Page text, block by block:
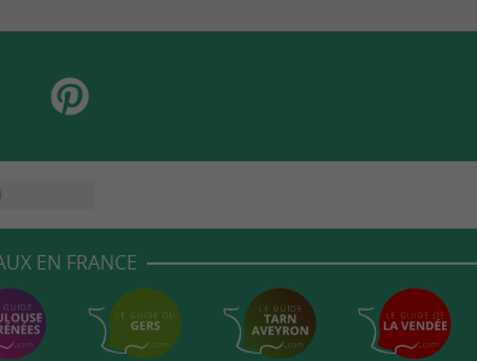
EN FRANCE